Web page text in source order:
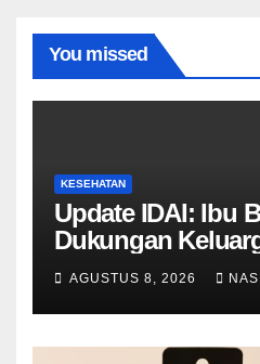
You missed
KESEHATAN
Update IDAI: Ibu
Dukungan
Peningkatan ASI
AGUSTUS 8, 2026